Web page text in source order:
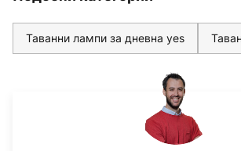
Таванни лампи за дневна yes